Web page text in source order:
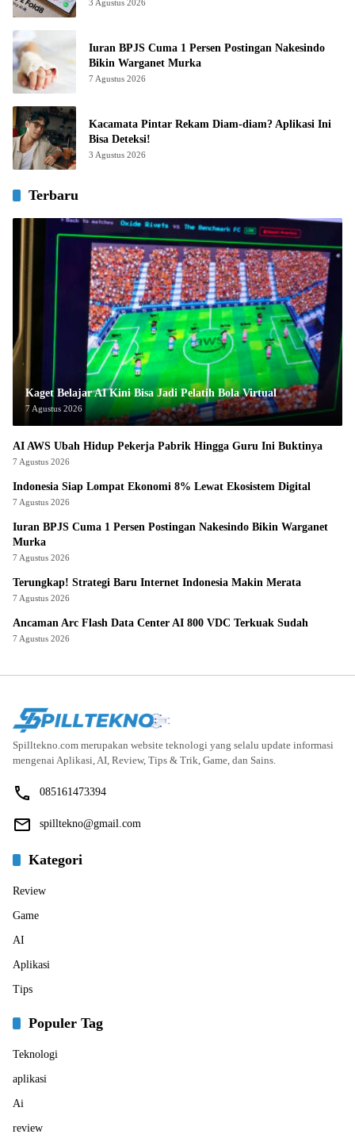
3 Agustus 2026
Iuran BPJS Cuma 1 Persen Postingan Nakesindo
Bikin Warganet Murka
7 Agustus 2026
Kacamata Pintar Rekam Diam-diam? Aplikasi Ini
Bisa Deteksi!
3 Agustus 2026
Terbaru
Kaget Belajar AI Kini Bisa Jadi Pelatih Bola Virtual
7 Agustus 2026
AI AWS Ubah Hidup Pekerja Pabrik Hingga Guru Ini Buktinya
7 Agustus 2026
Indonesia Siap Lompat Ekonomi 8% Lewat Ekosistem Digital
7 Agustus 2026
Iuran BPJS Cuma 1 Persen Postingan Nakesindo Bikin Warganet
Murka
7 Agustus 2026
Terungkap! Strategi Baru Internet Indonesia Makin Merata
7 Agustus 2026
Ancaman Arc Flash Data Center AI 800 VDC Terkuak Sudah
7 Agustus 2026
Spilltekno.com merupakan website teknologi yang selalu update informasi
mengenai Aplikasi, AI, Review, Tips & Trik, Game, dan Sains.
085161473394
spilltekno@gmail.com
Kategori
Review
Game
AI
Aplikasi
Tips
Populer Tag
Teknologi
aplikasi
Ai
review